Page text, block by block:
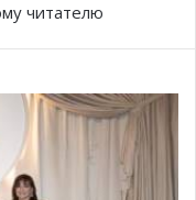
читателю